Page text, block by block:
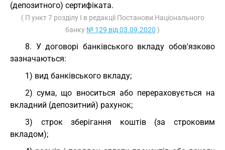
(депозитного) сертифіката.
( П ункт 7 розділу I в редакції Постанови Національного
банку № 129 від 03.09.2020 )
8. У договорі банківського вкладу обов'язково
зазначаються:
1) вид банківського вкладу;
2) сума, що вноситься або перераховується на
вкладний (депозитний) рахунок;
3) строк зберігання коштів (за строковим
вкладом);